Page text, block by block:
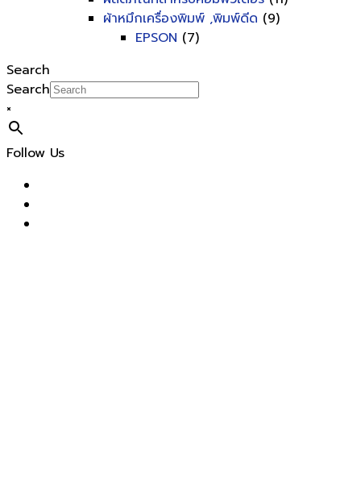
ผ้าหมึกเครื่องพิมพ์ ,พิมพ์ดีด (9)
EPSON (7)
Search
Search
×
Follow Us